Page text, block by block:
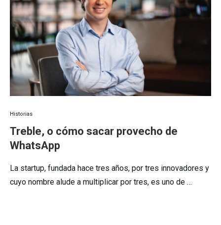
Historias
Treble, o cómo sacar provecho de
WhatsApp
La startup, fundada hace tres años, por tres innovadores y
cuyo nombre alude a multiplicar por tres, es uno de …